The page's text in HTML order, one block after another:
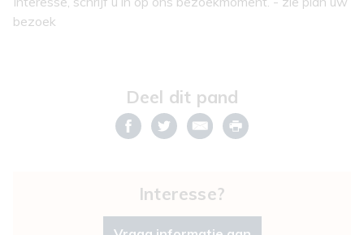
bezoek
Deel dit pand
Interesse?